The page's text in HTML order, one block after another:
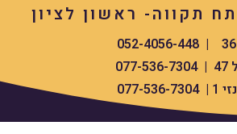
האיכותיות ביותר לצד שירות אישי,
וחוויית קנייה מצוינת.
בואו לבקר באתר או באחד הסניפים
מהמבחר האיכותי ומההטבות המיוחדות
לכם.
תקווה- ראשון לציון